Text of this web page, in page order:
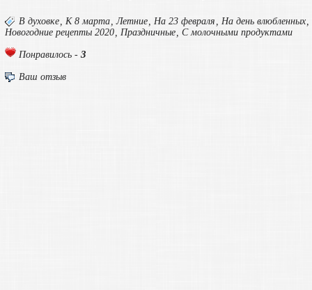
В духовке К 8 марта ,Летние На 23 февраля На день влюбленных
Новогодние рецепты 2020
Праздничные С молочными продуктами
Понравилось -3
Ваш отзыв